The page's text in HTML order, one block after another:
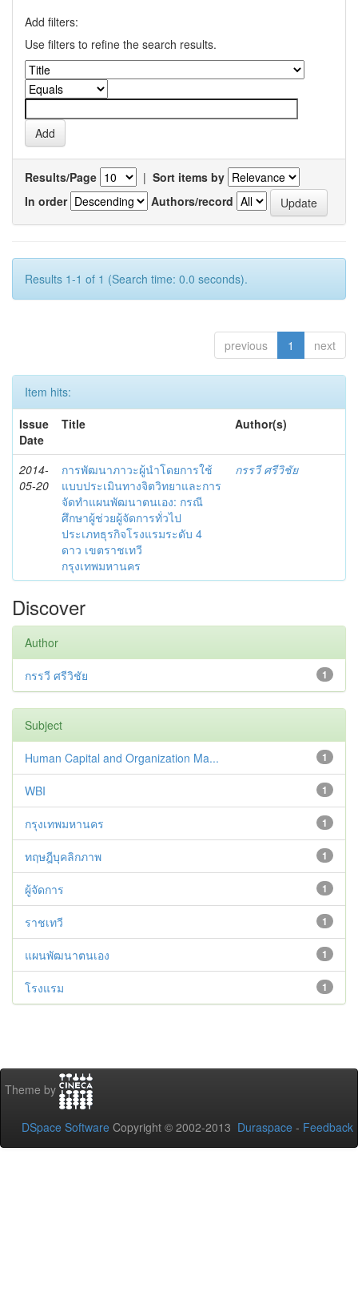
Add filters:
Use filters to refine the search results.
Results/Page | Sort items by
In order
Authors/record
Results 1-1 of 1 (Search time: 0.0 seconds).
previous 1 next
Item hits:
Issue
Date
Title Author(s)
2014-
05-20
การพัฒนาภาวะผู้นำโดยการใช้
แบบประเมินทางจิตวิทยาและการ
จัดทำแผนพัฒนาตนเอง: กรณี
ศึกษาผู้ช่วยผู้จัดการทั่วไป
ประเภทธุรกิจโรงแรมระดับ 4
ดาว เขตราชเทวี
กรุงเทพมหานคร
กรรวี ศรีวิชัย
Discover
Author
1
กรรวี ศรีวิชัย
Subject
1
Human Capital and Organization Ma...
1
WBI
1
กรุงเทพมหานคร
1
ทฤษฎีบุคลิกภาพ
1
ผู้จัดการ
1
ราชเทวี
1
แผนพัฒนาตนเอง
1
โรงแรม
Theme by
DSpace Software Copyright © 2002-2013 Duraspace - Feedback